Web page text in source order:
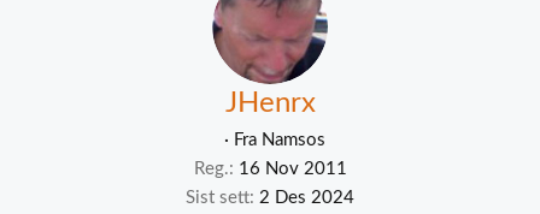
JHenrx
· Fra Namsos
Reg.
16 Nov 2011
Sist sett 2 Des 2024